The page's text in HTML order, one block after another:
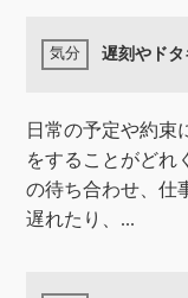
遅刻やドタ
日常の予定や約束
をすることがどれ
の待ち合わせ、仕
遅れたり、...